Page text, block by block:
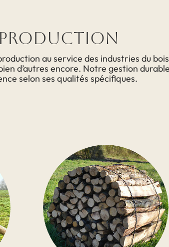
au service des industries du
d’autres encore. Notre gestion
selon ses qualités spécifiques.